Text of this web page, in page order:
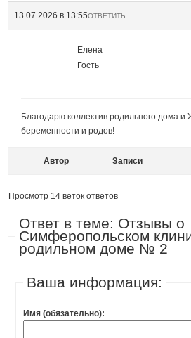
13.07.2026 в 13:55ОТВЕТИТЬ
Елена
Гость
Благодарю коллектив родильного дома и
беременности и родов!
Автор Записи
Просмотр 14 веток ответов
Ответ в теме: Отзывы о
Симферопольском
родильном доме № 2
Ваша информация:
Имя (обязательно):